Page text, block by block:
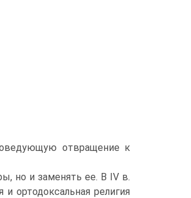
отвращение к
но и заменять ее. В IV в.
ортодоксальная религия